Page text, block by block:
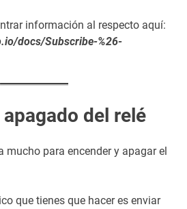
información al respecto aquí:
docs/Subscribe-%26-
del relé
mucho para encender y apagar el
que tienes que hacer es enviar